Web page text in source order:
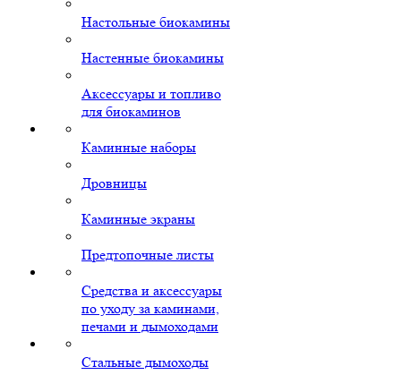
Настольные биокамины
Настенные биокамины
Аксессуары и топливо
для биокаминов
Каминные наборы
Дровницы
Каминные экраны
Предтопочные листы
Средства и аксессуары
по уходу за каминами,
печами и дымоходами
Стальные дымоходы